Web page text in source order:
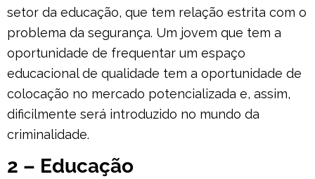
setor da educação, que tem relação estrita com o
problema da segurança. Um jovem que tem a
oportunidade de frequentar um espaço
educacional de qualidade tem a oportunidade de
colocação no mercado potencializada e, assim,
dificilmente será introduzido no mundo da
criminalidade.
2 – Educação